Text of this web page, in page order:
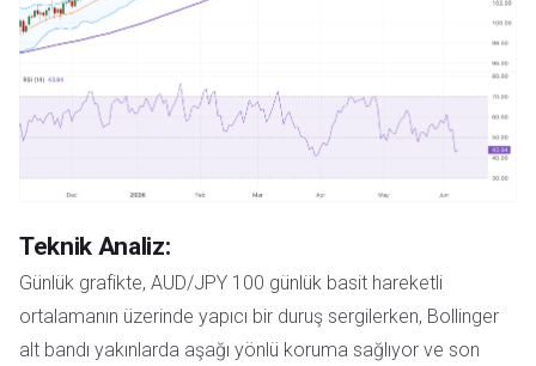
Teknik Analiz:
Günlük grafikte, AUD/JPY 100 günlük basit hareketli
ortalamanın üzerinde yapıcı bir duruş sergilerken, Bollinger
alt bandı yakınlarda aşağı yönlü koruma sağlıyor ve son